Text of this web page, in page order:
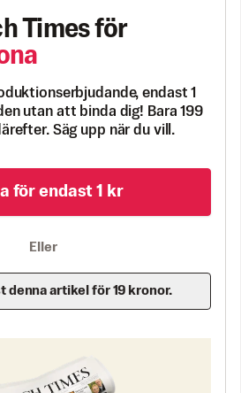
Times för
endast 1
utan att binda dig! Bara 199
Säg upp när du vill.
för endast 1 kr
Eller
denna artikel för 19 kronor.